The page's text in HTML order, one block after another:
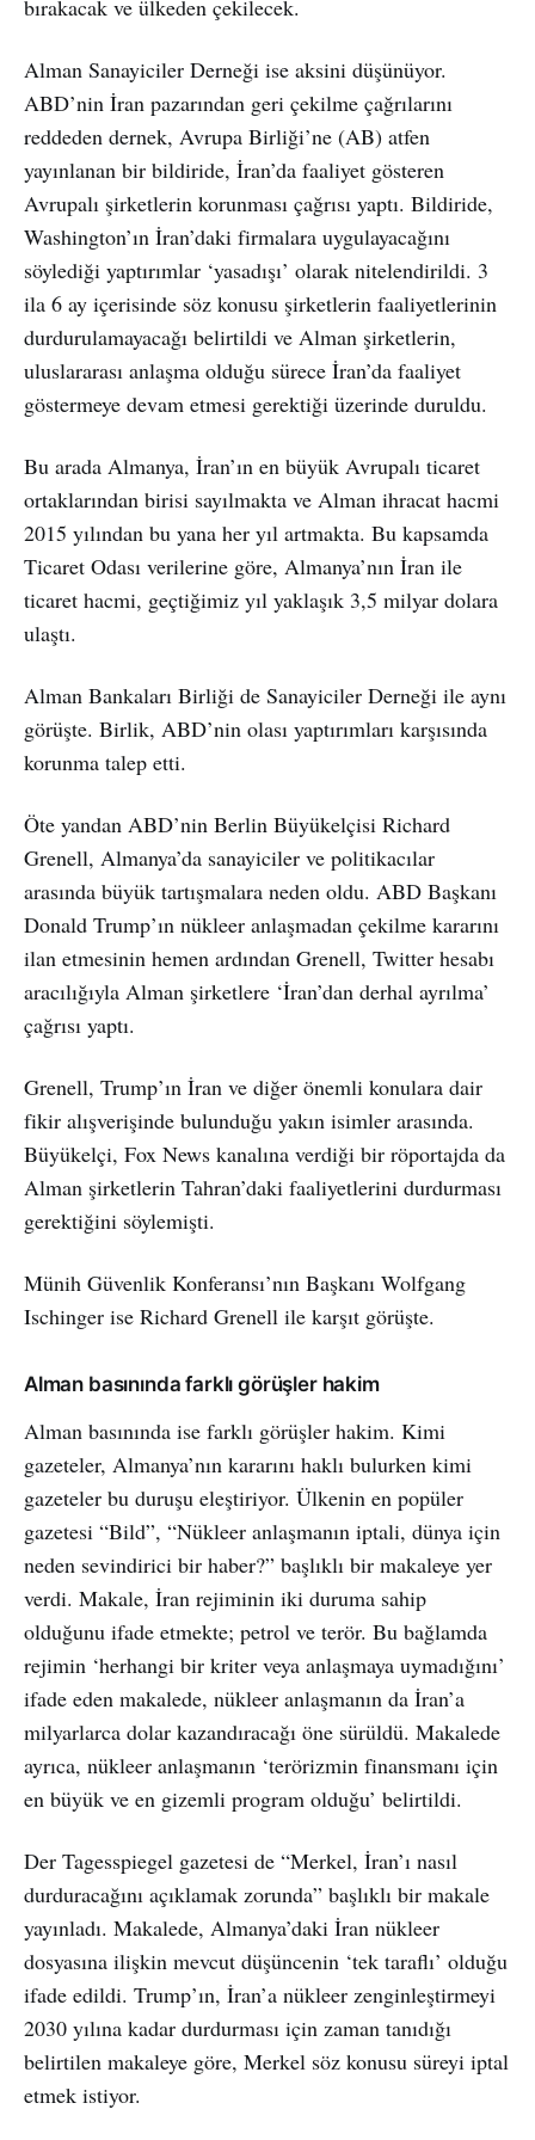
bırakacak ve ülkeden çekilecek.
Alman Sanayiciler Derneği ise aksini düşünüyor.
ABD’nin İran pazarından geri çekilme çağrılarını
reddeden dernek, Avrupa Birliği’ne (AB) atfen
yayınlanan bir bildiride, İran’da faaliyet gösteren
Avrupalı şirketlerin korunması çağrısı yaptı. Bildiride,
Washington’ın İran’daki firmalara uygulayacağını
söylediği yaptırımlar ‘yasadışı’ olarak nitelendirildi. 3
ila 6 ay içerisinde söz konusu şirketlerin faaliyetlerinin
durdurulamayacağı belirtildi ve Alman şirketlerin,
uluslararası anlaşma olduğu sürece İran’da faaliyet
göstermeye devam etmesi gerektiği üzerinde duruldu.
Bu arada Almanya, İran’ın en büyük Avrupalı ticaret
ortaklarından birisi sayılmakta ve Alman ihracat hacmi
2015 yılından bu yana her yıl artmakta. Bu kapsamda
Ticaret Odası verilerine göre, Almanya’nın İran ile
ticaret hacmi, geçtiğimiz yıl yaklaşık 3,5 milyar dolara
ulaştı.
Alman Bankaları Birliği de Sanayiciler Derneği ile aynı
görüşte. Birlik, ABD’nin olası yaptırımları karşısında
korunma talep etti.
Öte yandan ABD’nin Berlin Büyükelçisi Richard
Grenell, Almanya’da sanayiciler ve politikacılar
arasında büyük tartışmalara neden oldu. ABD Başkanı
Donald Trump’ın nükleer anlaşmadan çekilme kararını
ilan etmesinin hemen ardından Grenell, Twitter hesabı
aracılığıyla Alman şirketlere ‘İran’dan derhal ayrılma’
çağrısı yaptı.
Grenell, Trump’ın İran ve diğer önemli konulara dair
fikir alışverişinde bulunduğu yakın isimler arasında.
Büyükelçi, Fox News kanalına verdiği bir röportajda da
Alman şirketlerin Tahran’daki faaliyetlerini durdurması
gerektiğini söylemişti.
Münih Güvenlik Konferansı’nın Başkanı Wolfgang
Ischinger ise Richard Grenell ile karşıt görüşte.
Alman basınında farklı görüşler hakim
Alman basınında ise farklı görüşler hakim. Kimi
gazeteler, Almanya’nın kararını haklı bulurken kimi
gazeteler bu duruşu eleştiriyor. Ülkenin en popüler
gazetesi “Bild”, “Nükleer anlaşmanın iptali, dünya için
neden sevindirici bir haber?” başlıklı bir makaleye yer
verdi. Makale, İran rejiminin iki duruma sahip
olduğunu ifade etmekte; petrol ve terör. Bu bağlamda
rejimin ‘herhangi bir kriter veya anlaşmaya uymadığını’
ifade eden makalede, nükleer anlaşmanın da İran’a
milyarlarca dolar kazandıracağı öne sürüldü. Makalede
ayrıca, nükleer anlaşmanın ‘terörizmin finansmanı için
en büyük ve en gizemli program olduğu’ belirtildi.
Der Tagesspiegel gazetesi de “Merkel, İran’ı nasıl
durduracağını açıklamak zorunda” başlıklı bir makale
yayınladı. Makalede, Almanya’daki İran nükleer
dosyasına ilişkin mevcut düşüncenin ‘tek taraflı’ olduğu
ifade edildi. Trump’ın, İran’a nükleer zenginleştirmeyi
2030 yılına kadar durdurması için zaman tanıdığı
belirtilen makaleye göre, Merkel söz konusu süreyi iptal
etmek istiyor.